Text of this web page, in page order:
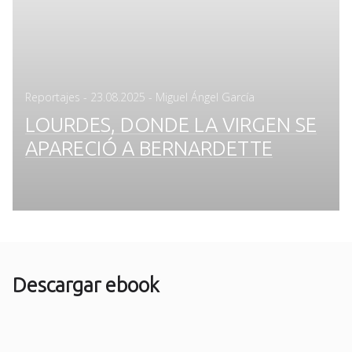
Reportajes - Posted
23.08.2025 - Miguel Ángel García
LOURDES, DONDE LA VIRGEN SE
APARECIÓ A BERNARDETTE
Descargar ebook